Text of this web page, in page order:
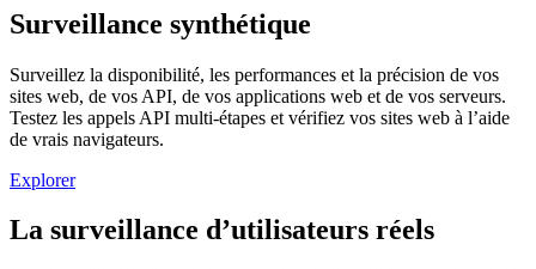
Surveillance synthétique
Surveillez la disponibilité, les performances et la précision de vos
sites web, de vos API, de vos applications web et de vos serveurs.
Testez les appels API multi-étapes et vérifiez vos sites web à l’aide
de vrais navigateurs.
Explorer
La surveillance d’utilisateurs réels